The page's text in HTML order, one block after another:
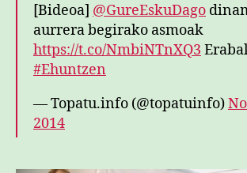
[Bideoa] @GureEskuDago
aurrera begirako asmoak
https://t.co/NmbiNTnXQ3
#Ehuntzen
— Topatu.info (@topatuinfo)
2014